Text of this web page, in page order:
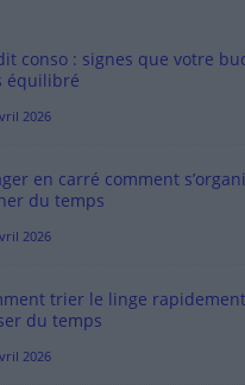
conso : signes que votre
équilibré
2026
en carré comment
du temps
2026
trier le linge
du temps
2026